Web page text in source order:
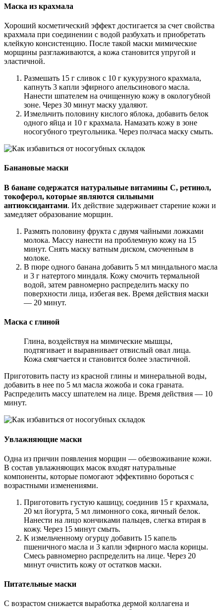
Маска из крахмала
Хороший косметический эффект достигается за счет свойства
крахмала при соединении с водой разбухать и приобретать
клейкую консистенцию. После такой маски мимические
морщины разглаживаются, а кожа становится упругой и
эластичной.
Размешать 15 г сливок с 10 г кукурузного крахмала,
капнуть 3 капли эфирного апельсинового масла.
Нанести шпателем на очищенную кожу в окологубной
зоне. Через 30 минут маску удаляют.
Измельчить половину кислого яблока, добавить белок
одного яйца и 10 г крахмала. Намазать кожу в зоне
носогубного треугольника. Через полчаса маску смыть.
Банановые маски
В банане содержатся натуральные витамины С, ретинол,
токоферол, которые являются сильными
антиоксидантами. Их действие задерживает старение кожи и
замедляет образование морщин.
Размять половину фрукта с двумя чайными ложками
молока. Массу нанести на проблемную кожу на 15
минут. Снять маску ватным диском, смоченным в
молоке.
В пюре одного банана добавить 5 мл миндального масла
и 3 г натертого миндаля. Кожу смочить термальной
водой, затем равномерно распределить маску по
поверхности лица, избегая век. Время действия маски
— 20 минут.
Маска с глиной
Глина, воздействуя на мимические мышцы,
подтягивает и выравнивает отвислый овал лица.
Кожа смягчается и становится более эластичной.
Приготовить пасту из красной глины и минеральной воды,
добавить в нее по 5 мл масла жожоба и сока граната.
Распределить массу шпателем на лице. Время действия — 10
минут.
Увлажняющие маски
Одна из причин появления морщин — обезвоживание кожи.
В состав увлажняющих масок входят натуральные
компоненты, которые помогают эффективно бороться с
возрастными изменениями.
Приготовить густую кашицу, соединив 15 г крахмала,
20 мл йогурта, 5 мл лимонного сока, яичный белок.
Нанести на лицо кончиками пальцев, слегка втирая в
кожу. Через 15 минут смыть.
К измельченному огурцу добавить 15 капель
пшеничного масла и 3 капли эфирного масла корицы.
Смесь равномерно распределить на лице. Через 20
минут очистить кожу от остатков маски.
Питательные маски
С возрастом снижается выработка дермой коллагена и